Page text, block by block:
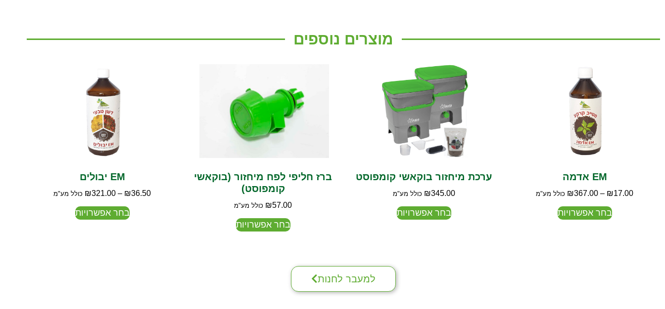
מוצרים נוספים
EM אדמה
₪17.00
–
₪367.00 כולל מע"מ
בחר אפשרויות
ערכת מיחזור בוקאשי קומפוסט
₪345.00 כולל מע"מ
בחר אפשרויות
ברז חליפי לפח מיחזור (בוקאשי
קומפוסט)
₪57.00 כולל מע"מ
בחר אפשרויות
EM יבולים
₪36.50
–
₪321.00 כולל מע"מ
בחר אפשרויות
למעבר לחנות